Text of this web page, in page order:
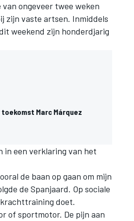
ongeveer twee weken
zijn vaste artsen. Inmiddels
weekend zijn honderdjarig
Marc Márquez
in een verklaring van het
de baan op gaan om mijn
de Spanjaard. Op sociale
doet.
of sportmotor. De pijn aan